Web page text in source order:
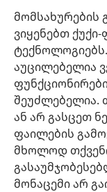
მომსახურების
ვიყენებთ
აუცილებელია
შეუძლებელია.
ან არ გასცეთ
ფაილების
მხოლოდ
მონაცემი არ
ინფორმაცია
დახმარება
შესაწირავები
(გაიხსნება
ახალი
ფანჯარა)საგუშაგო
(გაიხსნება
ახალი
ფანჯარა)JW Hub
(გაიხსნება
ახალი
ფანჯარა)
JW